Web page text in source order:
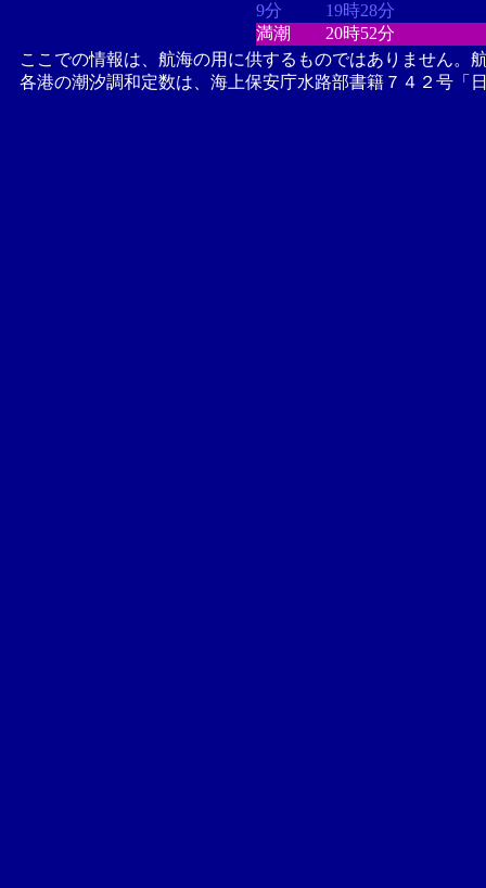
9分
19時28分
満潮
20時52分
ここでの情報は、航海の用に供するものではありません。
各港の潮汐調和定数は、海上保安庁水路部書籍７４２号「